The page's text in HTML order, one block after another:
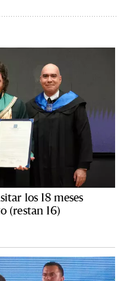
los 18 meses
(restan 16)